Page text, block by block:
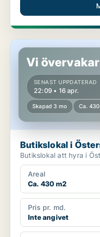
Butikslokal i Östersund
Vi
SENAST UPPDATERAD
22:09 • 16 apr.
Skapad 3 mo Ca.
Butikslokal i
Butikslokal att hyra i
Areal
Ca. 430 m2
Pris pr. md.
Inte angivet